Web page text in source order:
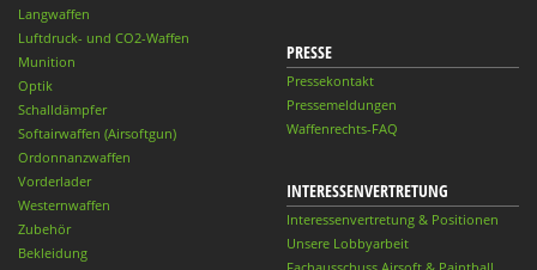
Langwaffen
Luftdruck- und CO2-Waffen
Munition
Optik
Schalldämpfer
Softairwaffen (Airsoftgun)
Ordonnanzwaffen
Vorderlader
Westernwaffen
Zubehör
Bekleidung
PRESSE
Pressekontakt
Pressemeldungen
Waffenrechts-FAQ
INTERESSENVERTRETUNG
Interessenvertretung & Positionen
Unsere Lobbyarbeit